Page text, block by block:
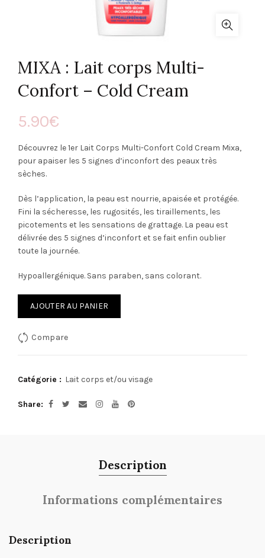
MIXA : Lait corps Multi-
Confort – Cold Cream
5.90€
Découvrez le 1er Lait Corps Multi-Confort Cold Cream Mixa,
pour apaiser les 5 signes d’inconfort des peaux très
sèches.
Dès l’application, la peau est nourrie, apaisée et protégée.
Fini la sécheresse, les rugosités, les tiraillements, les
picotements et les sensations de grattage. La peau est
délivrée des 5 signes d’inconfort et se fait enfin oublier
toute la journée.
Hypoallergénique. Sans paraben, sans colorant.
AJOUTER AU PANIER
Compare
Catégorie : Lait corps et/ou visage
Share
Description
Informations complémentaires
Description